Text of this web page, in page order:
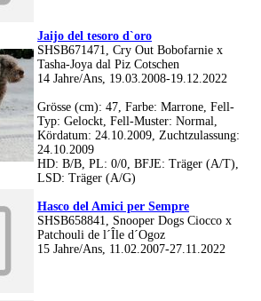
Jaijo del tesoro d`oro
SHSB671471, Cry Out Bobofarnie x
Tasha-Joya dal Piz Cotschen
14 Jahre/Ans, 19.03.2008-19.12.2022
Grösse (cm): 47, Farbe: Marrone, Fell-
Typ: Gelockt, Fell-Muster: Normal,
Kördatum: 24.10.2009, Zuchtzulassung:
24.10.2009
HD: B/B, PL: 0/0, BFJE: Träger (A/T),
LSD: Träger (A/G)
Hasco del Amici per Sempre
SHSB658841, Snooper Dogs Ciocco x
Patchouli de l´Île d´Ogoz
15 Jahre/Ans, 11.02.2007-27.11.2022